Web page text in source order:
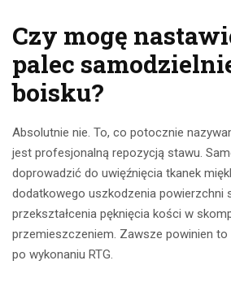
Czy mogę
palec
boisku?
Absolutnie nie. To, co potocznie
jest profesjonalną repozycją stawu.
doprowadzić do uwięźnięcia tkanek
dodatkowego uszkodzenia powierzchni
przekształcenia pęknięcia kości w
przemieszczeniem. Zawsze powinien to
po wykonaniu RTG.